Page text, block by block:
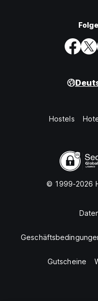
Hostels
© 1999-2026
Gutscheine